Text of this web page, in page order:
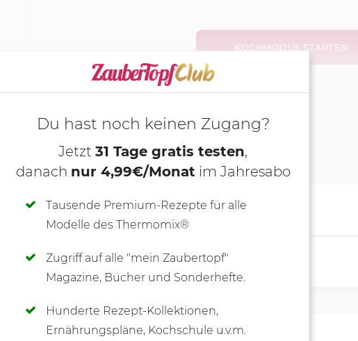
KOCHMODUS STARTEN
SCHREIBE NEUE NOTIZ
Du hast noch keinen Zugang?
Jetzt 31 Tage gratis testen,
danach nur 4,99€/Monat im Jahresabo
Tausende Premium-Rezepte für alle
Modelle des Thermomix®
Zugriff auf alle "mein Zaubertopf"
Magazine, Bücher und Sonderhefte.
Hunderte Rezept-Kollektionen,
Ernährungspläne, Kochschule u.v.m.